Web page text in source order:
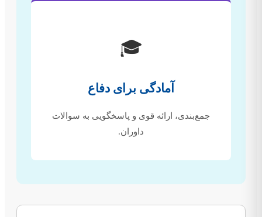
🎓
آمادگی برای دفاع
جمع‌بندی، ارائه قوی و پاسخگویی به سوالات
داوران.